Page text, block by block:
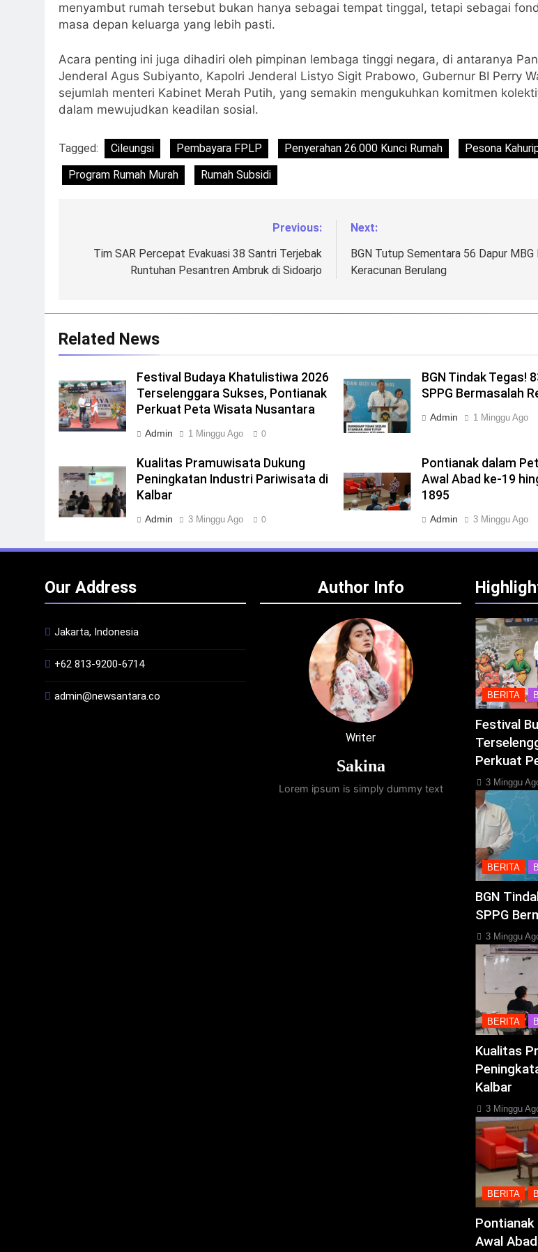
menyambut rumah tersebut bukan hanya sebagai tempat tinggal, tetapi sebagai
masa depan keluarga yang lebih pasti.
Acara penting ini juga dihadiri oleh pimpinan lembaga tinggi negara, di antaranya
Jenderal Agus Subiyanto, Kapolri Jenderal Listyo Sigit Prabowo, Gubernur BI Perry
sejumlah menteri Kabinet Merah Putih, yang semakin mengukuhkan komitmen
dalam mewujudkan keadilan sosial.
Tagged: Cileungsi Pembayara FPLP Penyerahan 26.000 Kunci Rumah
Pesona
Program Rumah Murah
Rumah Subsidi
pos
Previous:
Tim SAR Percepat Evakuasi 38 Santri Terjebak
Runtuhan Pesantren Ambruk di Sidoarjo
Next:
BGN Tutup Sementara 56 Dapur MBG
Keracunan Berulang
Related News
Festival Budaya Khatulistiwa 2026
Terselenggara Sukses, Pontianak
Perkuat Peta Wisata Nusantara
Admin 1 Minggu Ago 0
BGN Tindak Tegas!
SPPG Bermasalah
Admin 1 Minggu Ago
Kualitas Pramuwisata Dukung
Peningkatan Industri Pariwisata di
Kalbar
Admin 3 Minggu Ago 0
Pontianak dalam
Awal Abad ke-19
1895
Admin 3 Minggu Ago
Our Address
Jakarta, Indonesia
+62 813-9200-6714
admin@newsantara.co
Author Info
Writer
Sakina
Lorem ipsum is simply dummy text
BERITA
Festival
Perkuat
3 Minggu
BERITA
BGN
SPPG
3 Minggu
BERITA
Kualitas
Kalbar
3 Minggu
BERITA
Pontianak
Awal